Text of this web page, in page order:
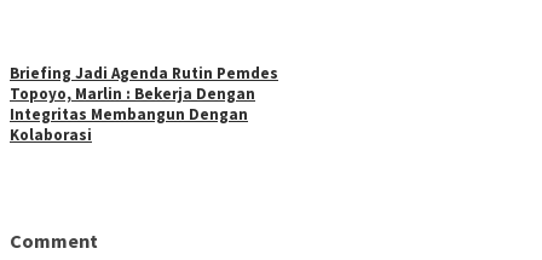
Briefing Jadi Agenda Rutin Pemdes
Topoyo, Marlin : Bekerja Dengan
Integritas Membangun Dengan
Kolaborasi
Comment